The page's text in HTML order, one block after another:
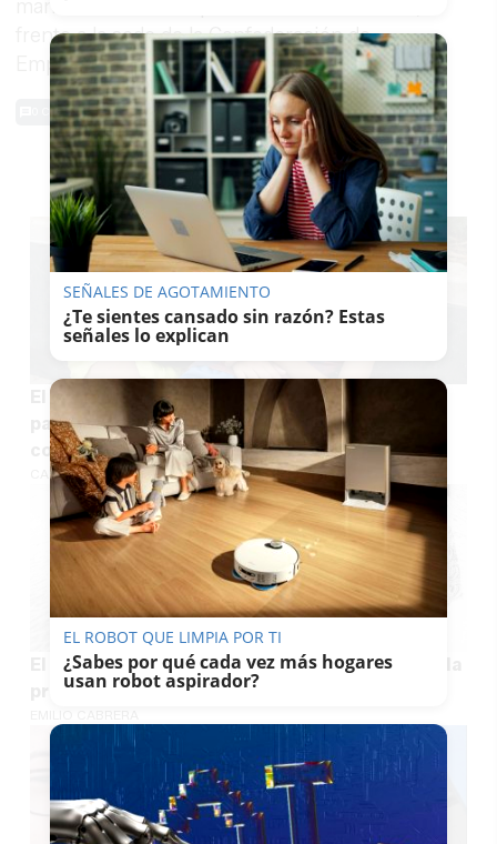
manifestación en la plaza Asdrúbal de Cádiz,
frente a la sede de la Confederación de
Empresarios.
0 Comentarios
TE PUEDE INTERESAR
El futuro de los menores de Ceuta tensa los
pactos de PP y Vox en Andalucía y otras
comunidades autónomas
CARLOS PIEDRAS
El Supremo pone fin al conflicto judicial sobre la
propiedad del grupo Triana
SEÑALES DE AGOTAMIENTO
¿Te sientes cansado sin razón? Estas
señales lo explican
EL ROBOT QUE LIMPIA POR TI
¿Sabes por qué cada vez más hogares
usan robot aspirador?